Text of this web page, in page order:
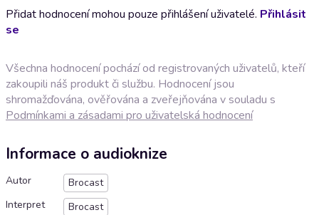
Přidat hodnocení mohou pouze přihlášení uživatelé. Přihlásit
se
Všechna hodnocení pochází od registrovaných uživatelů, kteří
zakoupili náš produkt či službu. Hodnocení jsou
shromažďována, ověřována a zveřejňována v souladu s
Podmínkami a zásadami pro uživatelská hodnocení
Informace o audioknize
Autor
Brocast
Interpret
Brocast